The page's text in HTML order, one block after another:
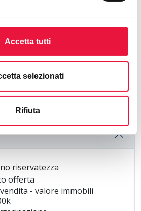
Accetta tutti
selezionati
Rifiuta
Estate S.r.l.Livorno
bookmark_add
Richiedi visita
riservatezza
offerta
- valore immobili